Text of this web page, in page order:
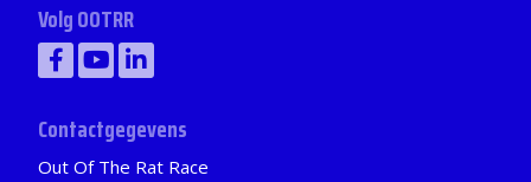
Contactgegevens
Out Of The Rat Race
Volg OOTRR